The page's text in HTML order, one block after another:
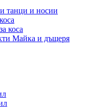
танци и носии
коса
Майка и дъщеря